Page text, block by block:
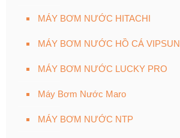
MÁY BƠM NƯỚC HITACHI
MÁY BƠM NƯỚC HỒ CÁ VIPSUN
MÁY BƠM NƯỚC LUCKY PRO
Máy Bơm Nước Maro
MÁY BƠM NƯỚC NTP